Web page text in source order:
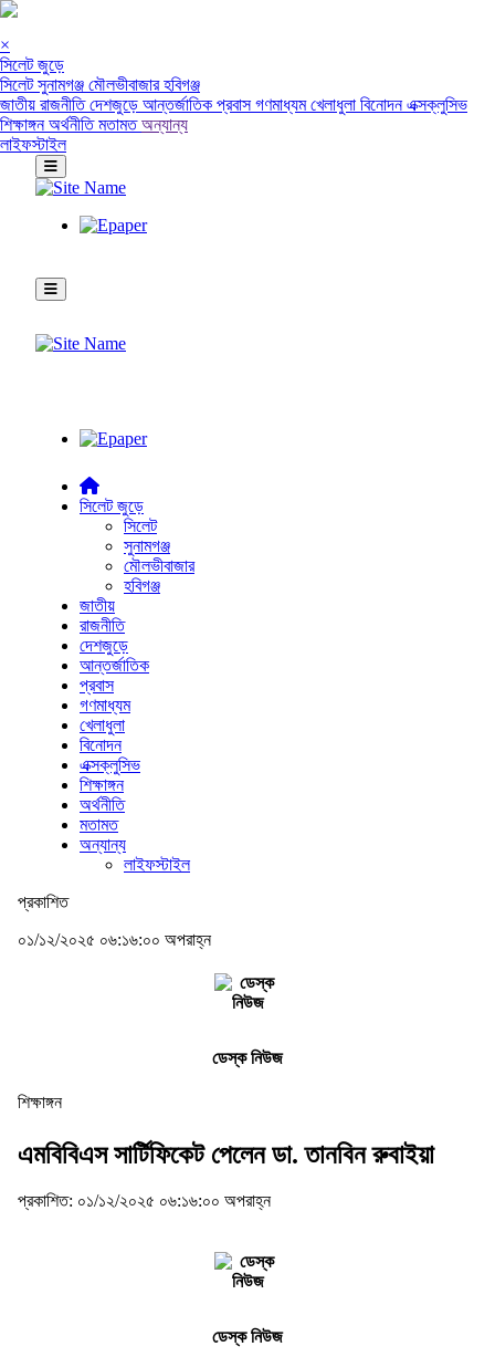
×
সিলেট জুড়ে
সিলেটসুনামগঞ্জ মৌলভীবাজারহবিগঞ্জ
জাতীয় রাজনীতিদেশজুড়ে আন্তর্জাতিক প্রবাসগণমাধ্যমখেলাধুলা বিনোদনএক্সক্লুসিভ
শিক্ষাঙ্গনঅর্থনীতিমতামতঅন্যান্য
লাইফস্টাইল
সিলেট জুড়ে
সিলেট
সুনামগঞ্জ
মৌলভীবাজার
হবিগঞ্জ
জাতীয়
রাজনীতি
দেশজুড়ে
আন্তর্জাতিক
প্রবাস
গণমাধ্যম
খেলাধুলা
বিনোদন
এক্সক্লুসিভ
শিক্ষাঙ্গন
অর্থনীতি
মতামত
অন্যান্য
লাইফস্টাইল
প্রকাশিত
০১/১২/২০২৫ ০৬:১৬:০০ অপরাহ্ন
ডেস্ক নিউজ
শিক্ষাঙ্গন
এমবিবিএস সার্টিফিকেট পেলেন ডা. তানবিন রুবাইয়া
প্রকাশিত: ০১/১২/২০২৫ ০৬:১৬:০০ অপরাহ্ন
ডেস্ক নিউজ